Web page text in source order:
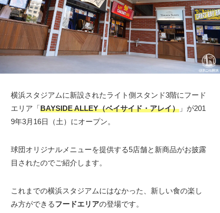
横浜スタジアムに新設されたライト側スタンド3階にフード
エリア「BAYSIDE ALLEY（ベイサイド・アレイ） 」が201
9年3月16日（土）にオープン。
球団オリジナルメニューを提供する5店舗と新商品がお披露
目されたのでご紹介します。
これまでの横浜スタジアムにはなかった、新しい食の楽し
み方ができるフードエリアの登場です。